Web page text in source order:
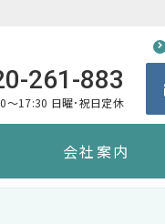
261-883
～17:30 日曜･祝日定休
会社案内